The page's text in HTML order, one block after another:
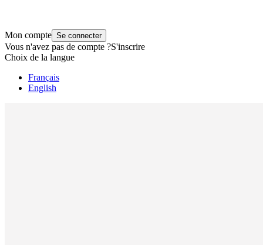
Mon compte Se connecter
Vous n'avez pas de compte ?S'inscrire
Choix de la langue
Français
English